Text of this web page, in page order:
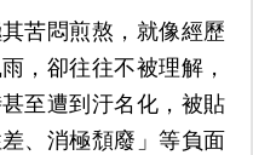
苦悶煎熬，就像經歷
，卻往往不被理解，
至遭到汙名化，被貼
、消極頹廢」等負面